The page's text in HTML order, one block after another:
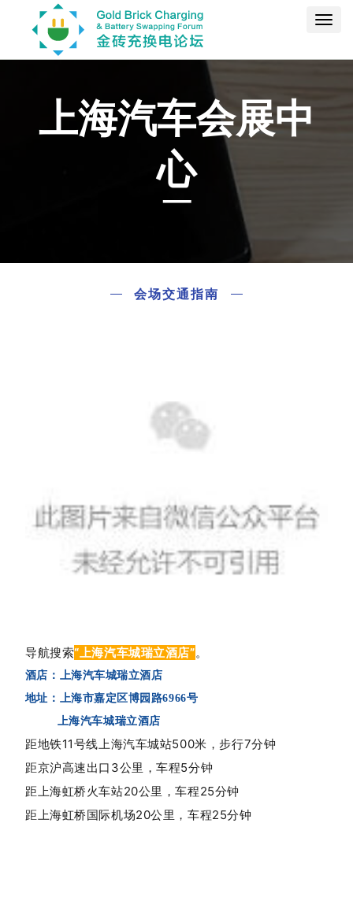
上海汽车会展中
心
会场交通指南
导航搜索“上海汽车城瑞立酒店”。
酒店： 上海汽车城瑞立酒店
地址： 上海市嘉定区博园路6966号
上海汽车城瑞立酒店
距地铁11号线上海汽车城站500米，步行7分钟
距京沪高速出口3公里，车程5分钟
距上海虹桥火车站20公里，车程25分钟
距上海虹桥国际机场20公里，车程25分钟